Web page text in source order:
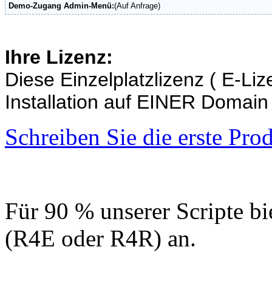
Demo-Zugang Admin-Menü:(Auf Anfrage)
Ihre Lizenz:
Diese Einzelplatzlizenz ( E-
Installation auf EINER
Schreiben Sie die erste
Für 90 % unserer Scripte
(R4E oder R4R) an.